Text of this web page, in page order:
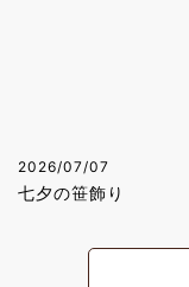
2026/07/07
七夕の笹飾り